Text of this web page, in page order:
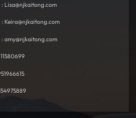
Lisa@njkaitong.com
Keira@njkaitong.com
amy@njkaitong.com